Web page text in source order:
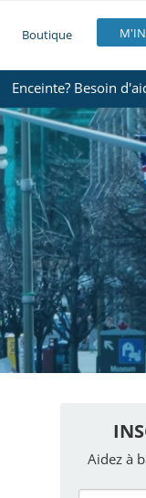
Boutique
Enceinte? Besoin
Aidez à